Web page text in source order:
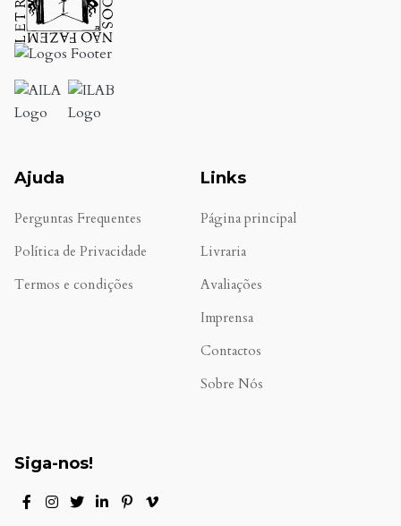
Ajuda
Perguntas Frequentes
Política de Privacidade
Termos e condições
Links
Página principal
Livraria
Avaliações
Imprensa
Contactos
Sobre Nós
Siga-nos!